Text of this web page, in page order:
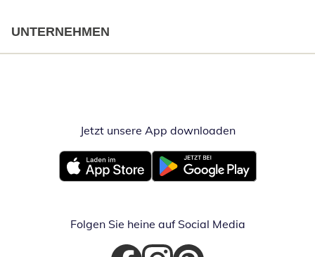
UNTERNEHMEN
Jetzt unsere App downloadenÖffnet in
Öffnet in neuem FensterÖffnet in neuem Fenster
Folgen Sie heine auf Social Media